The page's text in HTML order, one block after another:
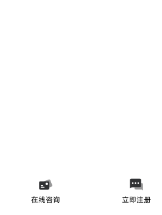
在线咨询 立即注册